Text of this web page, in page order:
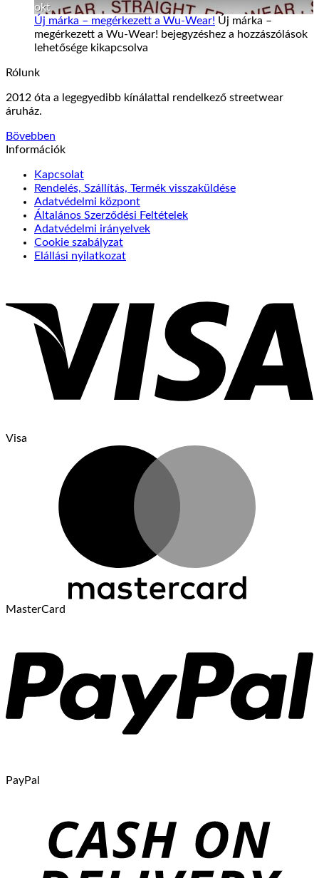
okt
Új márka – megérkezett a Wu-Wear! Új márka –
megérkezett a Wu-Wear! bejegyzéshez a hozzászólások
lehetősége kikapcsolva
Rólunk
2012 óta a legegyedibb kínálattal rendelkező streetwear
áruház.
Bövebben
Információk
Kapcsolat
Rendelés, Szállítás, Termék visszaküldése
Adatvédelmi központ
Általános Szerződési Feltételek
Adatvédelmi irányelvek
Cookie szabályzat
Elállási nyilatkozat
Visa
MasterCard
PayPal